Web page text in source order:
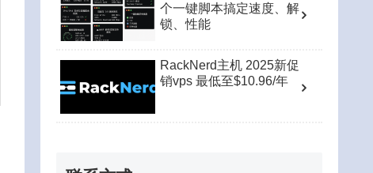
个一键脚本搞定速度、解
锁、性能
RackNerd主机 2025新促
销vps 最低至$10.96/年